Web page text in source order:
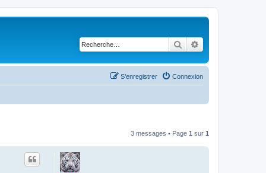
Rechercher
Connexion
S’enregistrer
3 messages • Page 1 sur 1